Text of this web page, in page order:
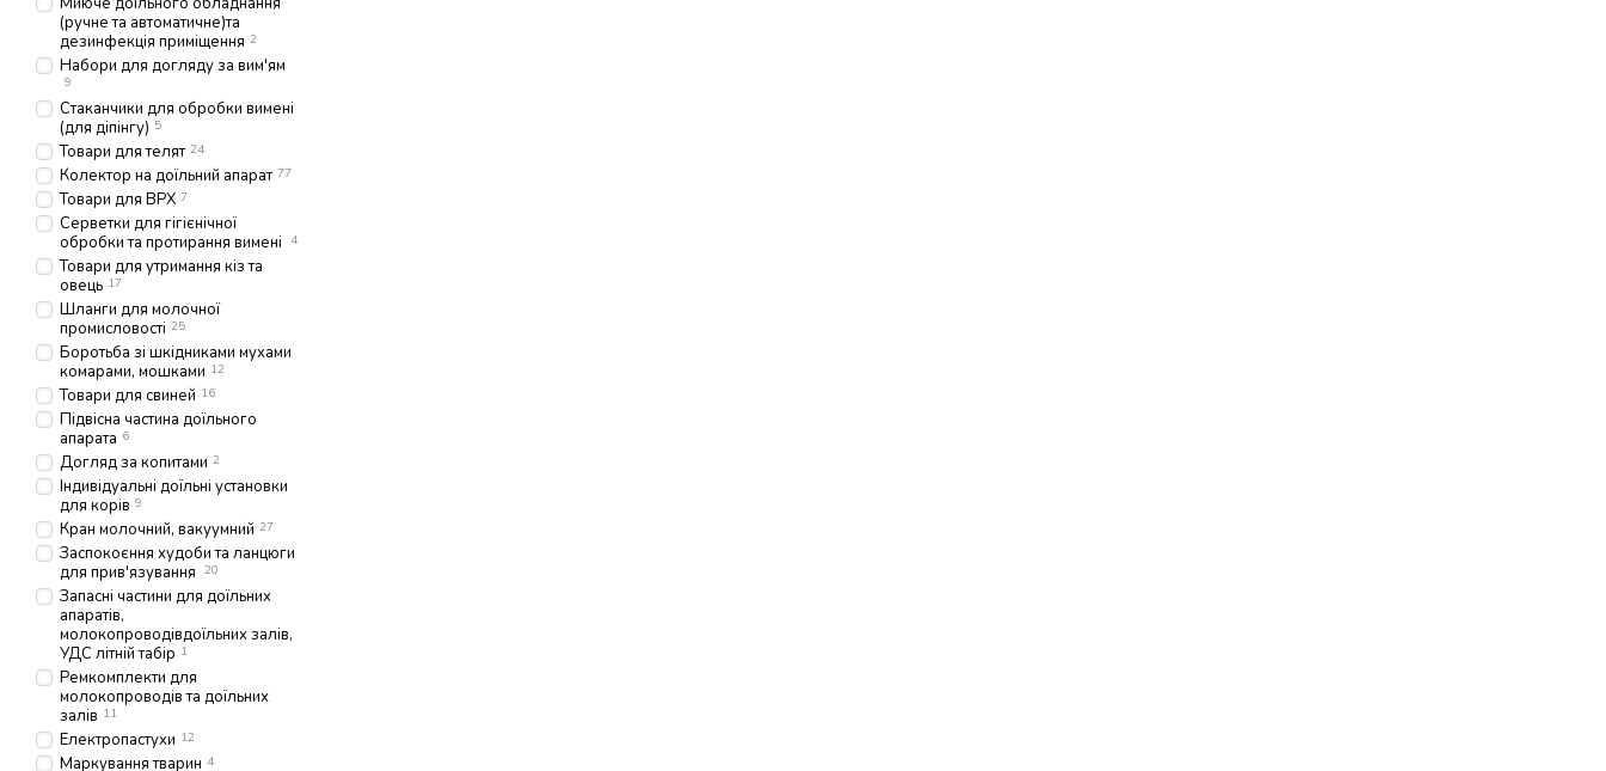
(ручне та автоматичне)та
дезинфекція приміщення 2
Набори для догляду за вим'ям
9
Стаканчики для обробки вимені
(для діпінгу) 5
Товари для телят 24
Колектор на доїльний апарат 77
Товари для ВРХ 7
Серветки для гігієнічної
обробки та протирання вимені
4
Товари для утримання кіз та
овець 17
Шланги для молочної
промисловості 25
Боротьба зі шкідниками мухами
комарами, мошками 12
Товари для свиней 16
Підвісна частина доїльного
апарата 6
Догляд за копитами 2
Індивідуальні доїльні установки
для корів 9
Кран молочний, вакуумний 27
Заспокоєння худоби та ланцюги
для прив'язування
20
Запасні частини для доїльних
апаратів,
молокопроводівдоїльних залів,
УДС літній табір 1
Ремкомплекти для
молокопроводів та доїльних
залів 11
Електропастухи 12
Маркування тварин 4